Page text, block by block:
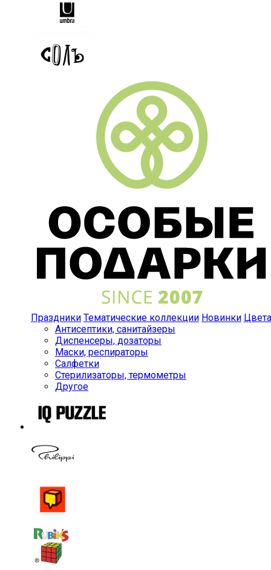
Праздники Тематические коллекции Новинки Цвета
Антисептики, санитайзеры
Диспенсеры, дозаторы
Маски, респираторы
Салфетки
Стерилизаторы, термометры
Другое